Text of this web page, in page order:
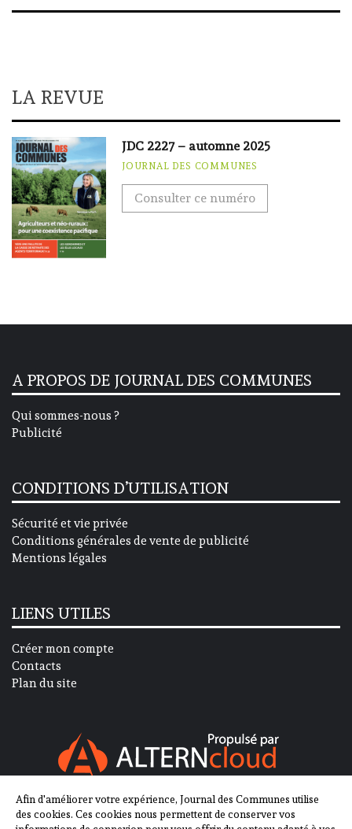
LA REVUE
JDC 2227 – automne 2025
JOURNAL DES COMMUNES
Consulter ce numéro
A PROPOS DE JOURNAL DES COMMUNES
Qui sommes-nous ?
Publicité
CONDITIONS D’UTILISATION
Sécurité et vie privée
Conditions générales de vente de publicité
Mentions légales
LIENS UTILES
Créer mon compte
Contacts
Plan du site
SUIVEZ-NOUS SUR
Afin d'améliorer votre expérience, Journal des Communes utilise
des cookies. Ces cookies nous permettent de conserver vos